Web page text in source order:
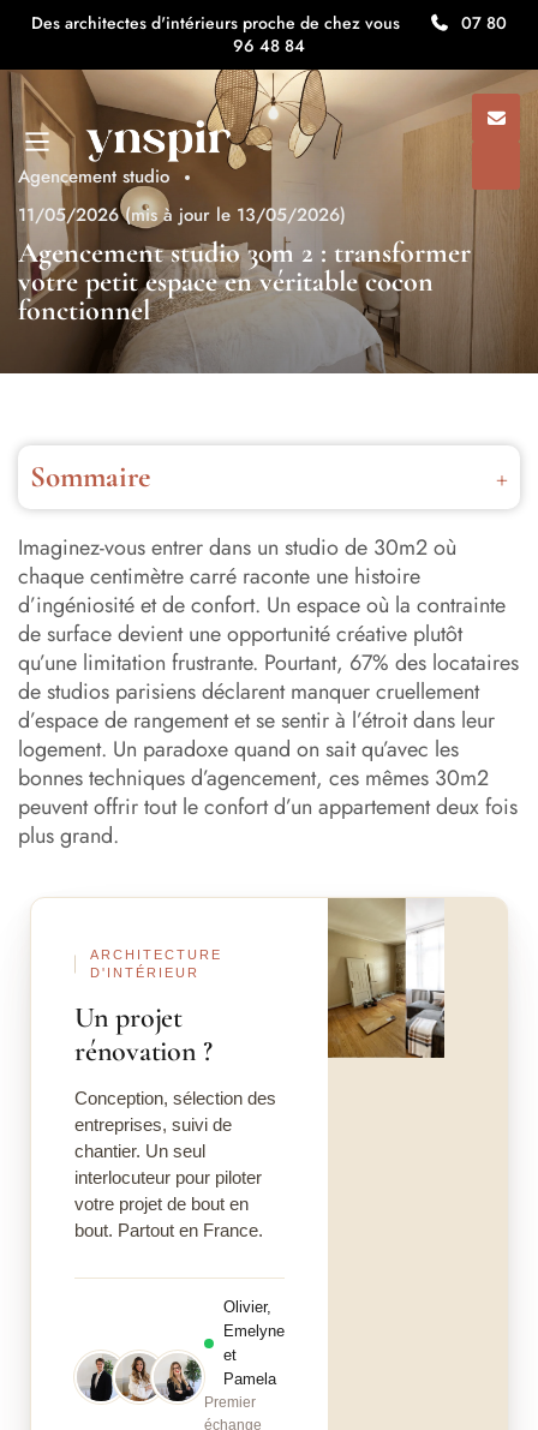
Des architectes d'intérieurs proche de chez vous
07 80
96 48 84
Agencement studio
11/05/2026 (mis à jour le 13/05/2026)
Agencement studio 30m 2 : transformer
votre petit espace en véritable cocon
fonctionnel
Sommaire
Les principes fondamentaux de l’agencement studio
30m2
Solutions d’aménagement innovantes pour maximiser
l’espace
Les erreurs fatales à éviter dans l’agencement studio
30m2
Budget et rentabilité : investir intelligemment dans son
agencement
Cas pratiques : transformations réussies de studios de
30m2
Les tendances en matière d’agencement studio 30m2
Conclusion : votre studio de 30m2, un projet de vie à
part entière
Imaginez-vous entrer dans un studio de 30m2 où
chaque centimètre carré raconte une histoire
d’ingéniosité et de confort. Un espace où la contrainte
de surface devient une opportunité créative plutôt
qu’une limitation frustrante. Pourtant, 67% des locataires
de studios parisiens déclarent manquer cruellement
d’espace de rangement et se sentir à l’étroit dans leur
logement. Un paradoxe quand on sait qu’avec les
bonnes techniques d’agencement, ces mêmes 30m2
peuvent offrir tout le confort d’un appartement deux fois
plus grand.
ARCHITECTURE
D'INTÉRIEUR
Un projet
rénovation ?
Conception, sélection des
entreprises, suivi de
chantier. Un seul
interlocuteur pour piloter
votre projet de bout en
bout. Partout en France.
Olivier,
Emelyne
et
Pamela
Premier
échange
Après